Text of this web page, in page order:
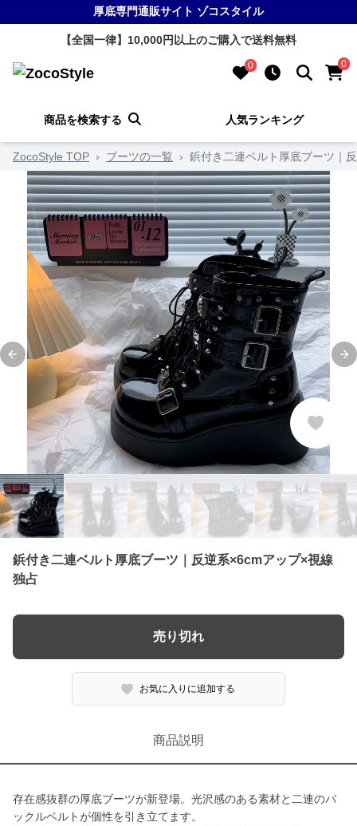
厚底専門通販サイト ゾコスタイル
【全国一律】10,000円以上のご購入で送料無料
0 0
商品を検索する 人気ランキング
ZocoStyle TOP › ブーツの一覧 › 鋲付き二連ベルト厚底ブーツ｜
Previous slide
鋲付き二連ベルト厚底ブーツ｜反逆系×6cmアップ×視線
独占
売り切れ
お気に入りに追加する
商品説明
存在感抜群の厚底ブーツが新登場。光沢感のある素材と二連のバ
ックルベルトが個性を引き立てます。